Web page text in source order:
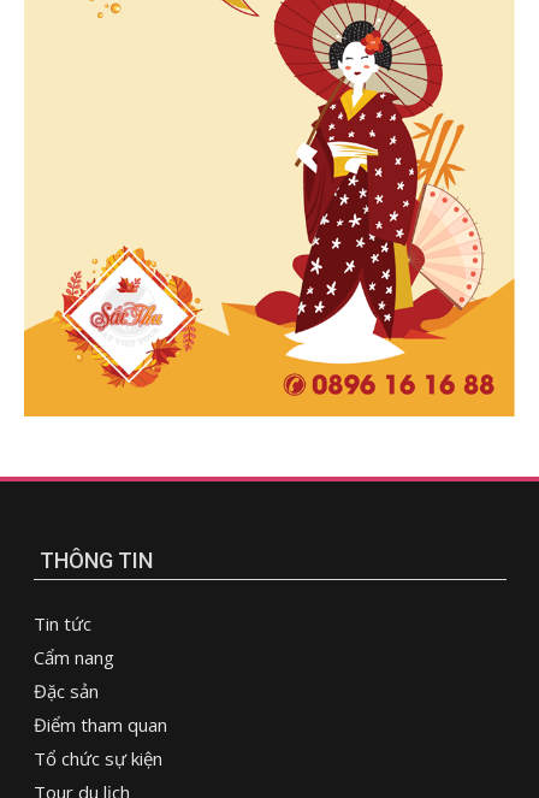
THÔNG TIN
Tin tức
Cẩm nang
Đặc sản
Điểm tham quan
Tổ chức sự kiện
Tour du lịch